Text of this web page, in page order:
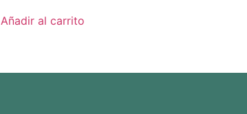
Añadir al carrito